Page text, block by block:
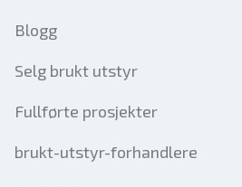
Blogg
Selg brukt utstyr
Fullførte prosjekter
brukt-utstyr-forhandlere